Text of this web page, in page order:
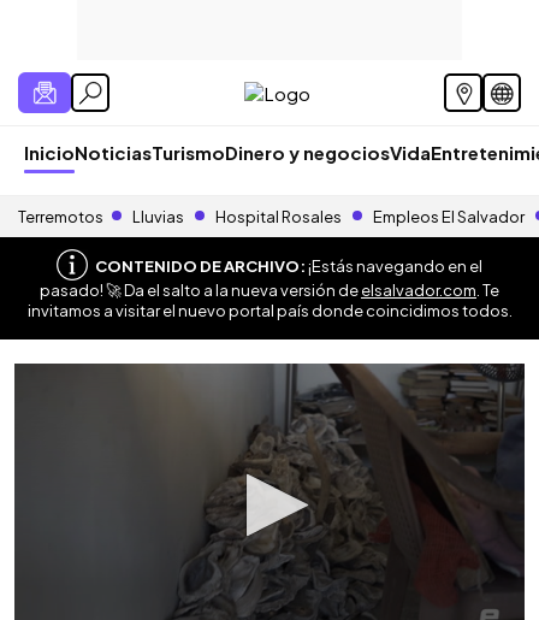
InicioNoticiasTurismoDinero y negociosVida
Terremotos Lluvias Hospital Rosales Empleos El Salvador
CONTENIDO DE ARCHIVO:¡Estás navegando en el
pasado! 🚀 Da el salto a la nueva versión deelsalvador.com . Te
invitamos a visitar el nuevo portal país donde coincidimos todos.